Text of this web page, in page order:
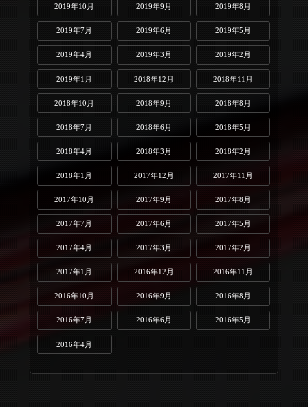
2019年10月 2019年9月 2019年8月
2019年7月 2019年6月 2019年5月
2019年4月 2019年3月 2019年2月
2019年1月 2018年12月 2018年11月
2018年10月 2018年9月 2018年8月
2018年7月 2018年6月 2018年5月
2018年4月 2018年3月 2018年2月
2018年1月 2017年12月 2017年11月
2017年10月 2017年9月 2017年8月
2017年7月 2017年6月 2017年5月
2017年4月 2017年3月 2017年2月
2017年1月 2016年12月 2016年11月
2016年10月 2016年9月 2016年8月
2016年7月 2016年6月 2016年5月
2016年4月